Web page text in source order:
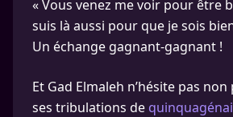
« Vous venez me voir pour être
suis là aussi pour que je sois
Un échange gagnant-gagnant !
Et Gad Elmaleh n’hésite pas
ses tribulations de